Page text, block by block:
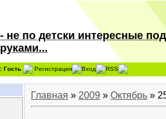
не по детски интересные
Гость Регистрация Вход RSS
Главная » 2009 » Октябрь »